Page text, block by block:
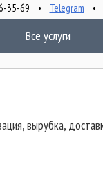
Все услуги
35-69 • Telegram •
вырубка,